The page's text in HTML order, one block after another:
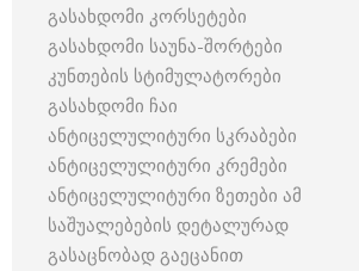
გასახდომი კორსეტები
გასახდომი საუნა-შორტები
კუნთების სტიმულატორები
გასახდომი ჩაი
ანტიცელულიტური სკრაბები
ანტიცელულიტური კრემები
ანტიცელულიტური ზეთები ამ
საშუალებების დეტალურად
გასაცნობად გაეცანით